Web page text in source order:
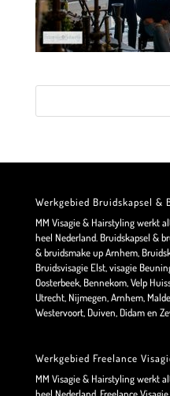
Werkgebied Bruidskapsel &
MM Visagie & Hairstyling werkt
heel Nederland. Bruidskapsel &
& bruidsmake up Arnhem,
Bruidsvisagie Elst, visagie
Oosterbeek, Bennekom, Velp
Utrecht, Nijmegen, Arnhem,
Westervoort, Duiven, Didam en
Werkgebied Freelance
MM Visagie & Hairstyling werkt